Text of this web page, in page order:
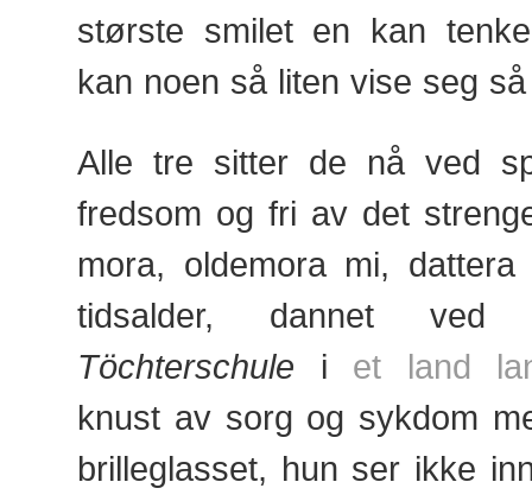
største smilet en kan
kan noen så liten vise seg
Alle tre sitter de nå ved
fredsom og fri av det
mora, oldemora mi,
tidsalder, dannet
Töchterschule i et land
knust av sorg og sykdom
brilleglasset, hun ser ikke